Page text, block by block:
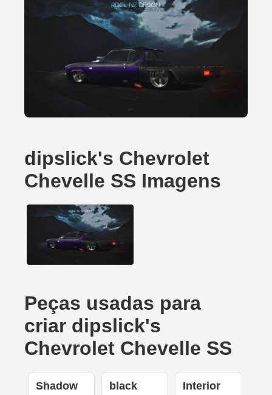
dipslick's Chevrolet
Chevelle SS Imagens
Peças usadas para
criar dipslick's
Chevrolet Chevelle SS
Shadow black Interior